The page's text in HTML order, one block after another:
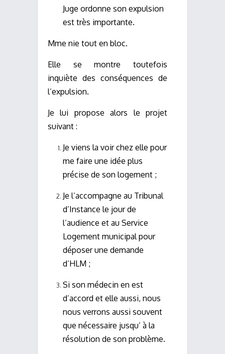
Juge ordonne son expulsion
est très importante.
Mme nie tout en bloc.
Elle se montre toutefois
inquiète des conséquences de
l’expulsion.
Je lui propose alors le projet
suivant :
Je viens la voir chez elle pour
me faire une idée plus
précise de son logement ;
Je l’accompagne au Tribunal
d’Instance le jour de
l’audience et au Service
Logement municipal pour
déposer une demande
d’HLM ;
Si son médecin en est
d’accord et elle aussi, nous
nous verrons aussi souvent
que nécessaire jusqu’ à la
résolution de son problème.